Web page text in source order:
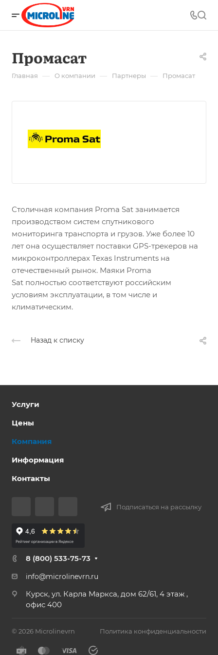
Промасат
Главная — О компании — Партнеры — Промасат
Столичная компания Proma Sat занимается
производством систем спутникового
мониторинга транспорта и грузов. Уже более 10
лет она осуществляет поставки GPS-трекеров на
микроконтроллерах Texas Instruments на
отечественный рынок. Маяки Proma
Sat полностью соответствуют российским
условиям эксплуатации, в том числе и
климатическим.
Назад к списку
Услуги
Цены
Компания
Информация
Контакты
Подписаться на рассылку
8 (800) 533-75-73
info@microlinevrn.ru
Курск, ул. Карла Маркса, дом 62/61, 4 этаж ,
офис 400
© 2026 Microlinevrn Политика конфиденциальности